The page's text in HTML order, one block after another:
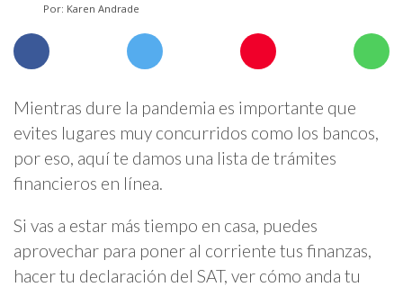
Por: Karen Andrade
Mientras dure la pandemia es importante que
evites lugares muy concurridos como los bancos,
por eso, aquí te damos una lista de trámites
financieros en línea.
Si vas a estar más tiempo en casa, puedes
aprovechar para poner al corriente tus finanzas,
hacer tu declaración del SAT, ver cómo anda tu